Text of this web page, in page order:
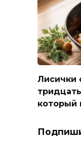
Лисички
который